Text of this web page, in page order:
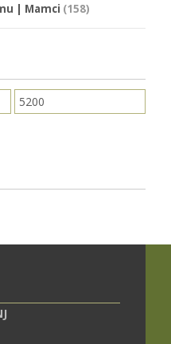
| Mamci (158)
Максимална